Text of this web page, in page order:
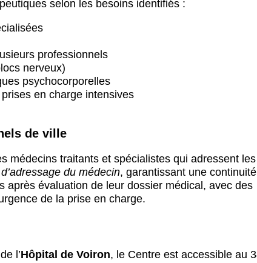
selon les besoins identifiés :
professionnels
nerveux)
psychocorporelles
en charge intensives
de ville
médecins traitants et spécialistes qui adressent les
du médecin, garantissant une continuité
évaluation de leur dossier médical, avec des
de la prise en charge.
l’Hôpital de Voiron, le Centre est accessible au